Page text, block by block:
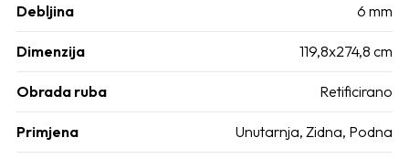
Debljina 6 mm
Dimenzija 119,8x274,8 cm
Obrada ruba Retificirano
Primjena Unutarnja, Zidna, Podna